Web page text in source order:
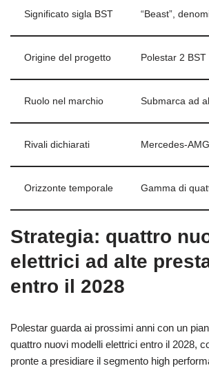
Significato sigla BST “Beast”,
Origine del progetto Polestar 2
Ruolo nel marchio Submarca ad
Rivali dichiarati Mercedes-
Orizzonte temporale Gamma di
Strategia: quattro
elettrici ad alte
entro il 2028
Polestar guarda ai prossimi anni con un
quattro nuovi modelli elettrici entro il 2028,
pronte a presidiare il segmento high